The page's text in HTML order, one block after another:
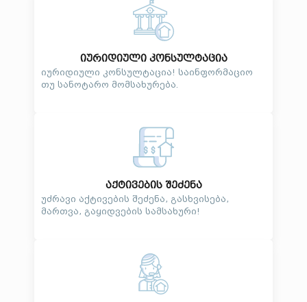
იურიდიული კონსულტაცია
იურიდიული კონსულტაცია! საინფორმაციო
თუ სანოტარო მომსახურება.
აქტივების შეძენა
უძრავი აქტივების შეძენა, გასხვისება,
მართვა, გაყიდვების სამსახური!